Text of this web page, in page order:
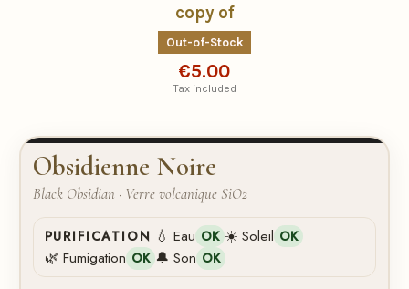
copy of
Out-of-Stock
€5.00
Tax included
Obsidienne Noire
Black Obsidian · Verre volcanique SiO2
PURIFICATION 💧 Eau OK ☀️ Soleil OK
🌿 Fumigation OK 🔔 Son OK